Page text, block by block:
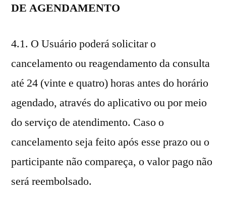
DE AGENDAMENTO
4.1. O Usuário poderá solicitar o
cancelamento ou reagendamento da consulta
até 24 (vinte e quatro) horas antes do horário
agendado, através do aplicativo ou por meio
do serviço de atendimento. Caso o
cancelamento seja feito após esse prazo ou o
participante não compareça, o valor pago não
será reembolsado.